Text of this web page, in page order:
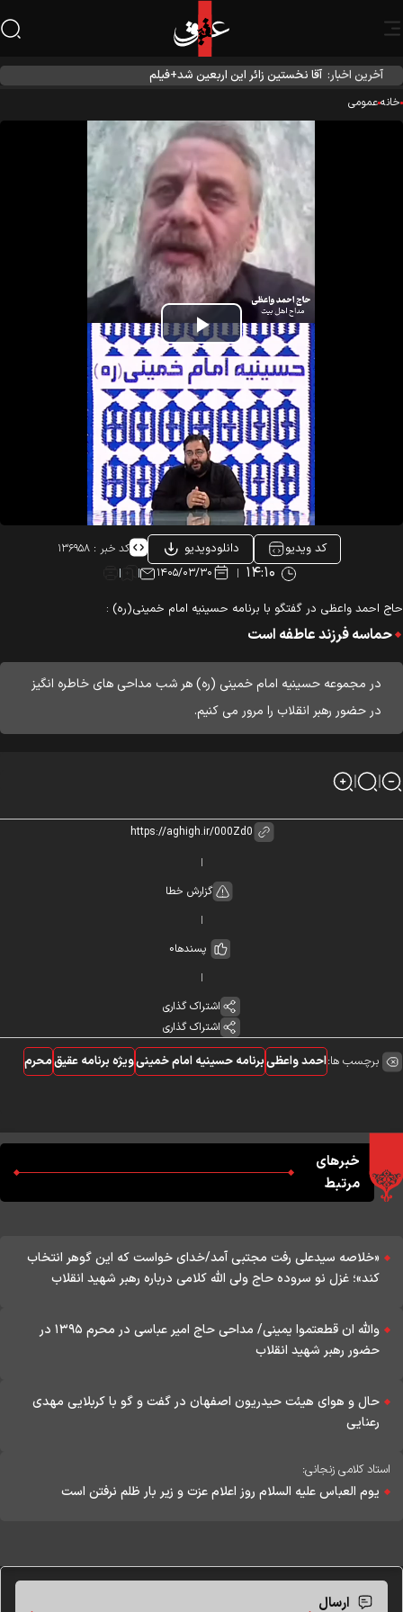
آخرین اخبار: آقا نخستین زائر این اربعین شد+فیلم
عمومی
Play
Video
کد ویدیو دانلودویدیو کد خبر : ۱۳۶۹۵۸
۱۴:۱۰ ۱۴۰۵/۰۳/۳۰
احمد واعظی در گفتگو با برنامه حسینیه امام خمینی(ره) :
حماسه فرزند عاطفه است
در مجموعه حسینیه امام خمینی (ره) هر شب مداحی های خاطره انگیز
در حضور رهبر انقلاب را مرور می کنیم.
گزارش خطا
پسندها0
اشتراک گذاری
اشتراک گذاری
برچسب ها:احمد واعظیبرنامه حسینیه امام خمینیویژه برنامه عقیقمحرم
خبرهای
مرتبط
«خلاصه سیدعلی رفت مجتبی آمد/خدای خواست که این گوهر انتخاب
کند»؛ غزل نو سروده حاج ولی الله کلامی درباره رهبر شهید انقلاب
والله ان قطعتموا یمینی/ مداحی حاج امیر عباسی در محرم ۱۳۹۵ در
حضور رهبر شهید انقلاب
حال و هوای هیئت حیدریون اصفهان در گفت و گو با کربلایی مهدی
رعنایی
استاد کلامی زنجانی:
یوم العباس علیه السلام روز اعلام عزت و زیر بار ظلم نرفتن است
ارسال